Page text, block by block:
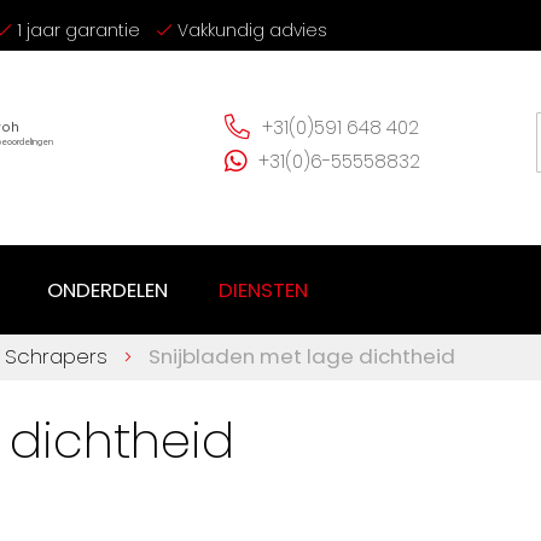
1 jaar garantie Vakkundig advies
+31(0)591 648 402
+31(0)6-55558832
ONDERDELEN DIENSTEN
Schrapers Snijbladen met lage dichtheid